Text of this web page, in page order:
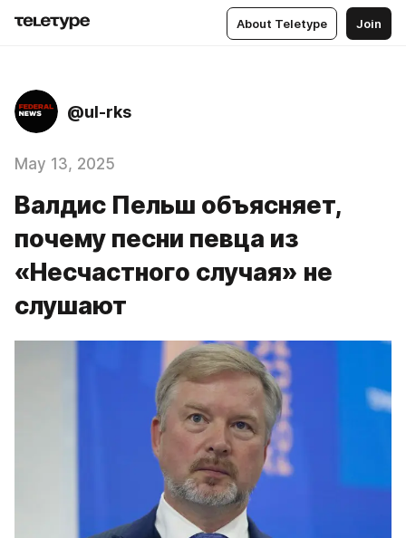
About Teletype Join
@ul-rks
May 13, 2025
Валдис Пельш объясняет,
почему песни певца из
«Несчастного случая» не
слушают